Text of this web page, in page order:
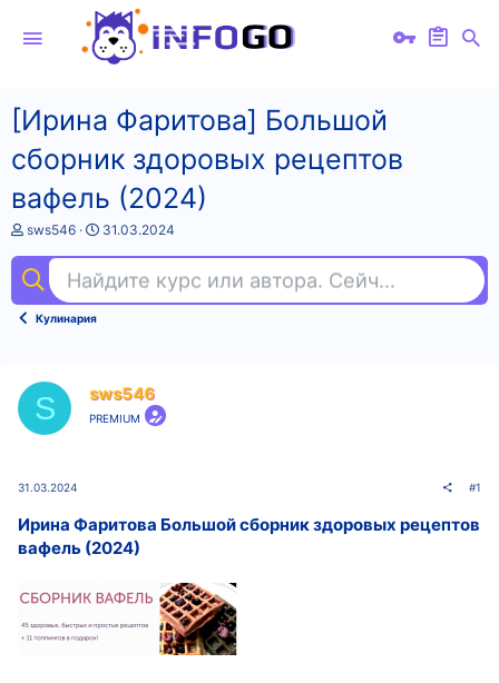
[Ирина Фаритова] Большой
сборник здоровых рецептов
вафель (2024)
А
т
о
т
sws546
Д
а
н
а
31.03.2024
Найдите курс или автора. Сейчас ищут
Кулинария
S sws546
PREMIUM
31.03.2024 #1
Ирина Фаритова Большой сборник здоровых рецептов
вафель (2024)